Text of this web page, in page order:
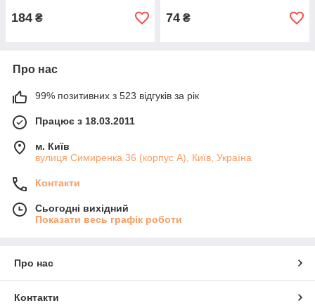
184 ₴ 74 ₴
Про нас
99% позитивних з 523 відгуків за рік
Працює з 18.03.2011
м. Київ
вулиця Симиренка 36 (корпус А), Київ, Україна
Контакти
Сьогодні вихідний
Показати весь графік роботи
Про нас
Контакти